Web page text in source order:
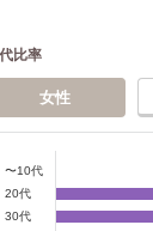
比率
女性
〜10代
20代
30代